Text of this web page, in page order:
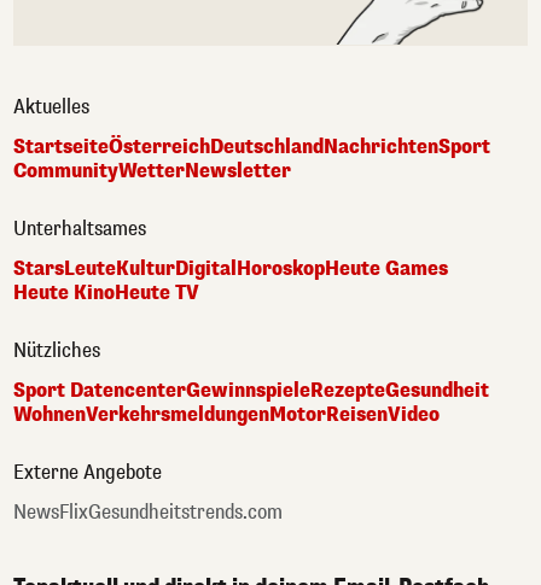
Aktuelles
StartseiteÖsterreichDeutschlandNachrichtenSport
CommunityWetterNewsletter
Unterhaltsames
StarsLeuteKulturDigital HoroskopHeute Games
Heute KinoHeute TV
Nützliches
Sport DatencenterGewinnspieleRezepteGesundheit
WohnenVerkehrsmeldungenMotorReisenVideo
Externe Angebote
NewsFlixGesundheitstrends.com